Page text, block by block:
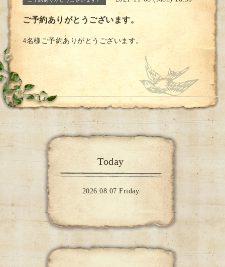
ご予約ありがとうございます。
4名様ご予約ありがとうございます。
Today
2026.08.07 Friday